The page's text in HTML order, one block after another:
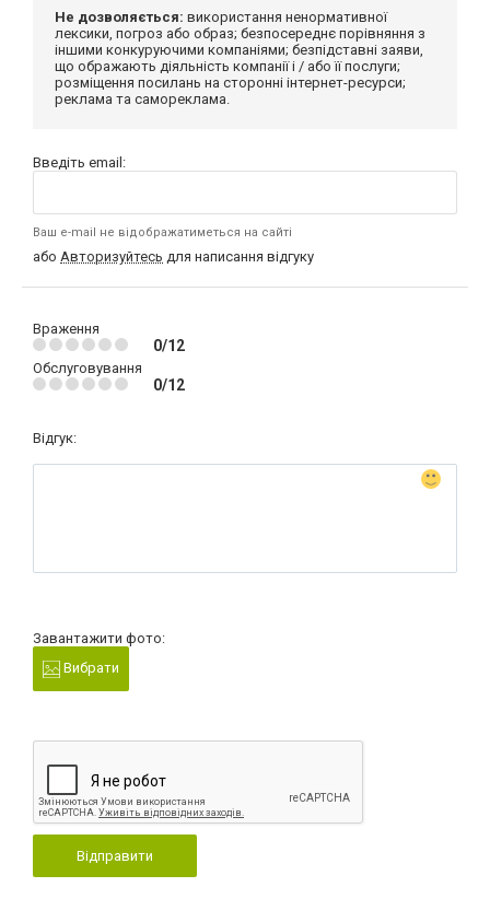
Не дозволяється: використання ненормативної
лексики, погроз або образ; безпосереднє порівняння з
іншими конкуруючими компаніями; безпідставні заяви,
що ображають діяльність компанії і / або її послуги;
розміщення посилань на сторонні інтернет-ресурси;
реклама та самореклама.
Введіть email:
Ваш e-mail не відображатиметься на сайті
або Авторизуйтесь для написання відгуку
Враження
0/12
Обслуговування
0/12
Відгук:
Завантажити фото:
Вибрати
Відправити